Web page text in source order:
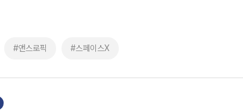
#앤스로픽 #스페이스X